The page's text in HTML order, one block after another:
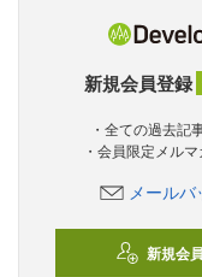
新規会員登録
・全ての過去記
・会員限定メル
メール
新規会